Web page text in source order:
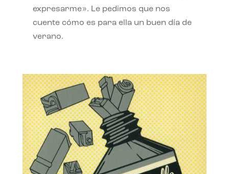
expresarme». Le pedimos que nos
cuente cómo es para ella un buen día de
verano.